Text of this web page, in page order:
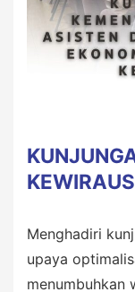
Menghadiri
upaya
menumbuhkan